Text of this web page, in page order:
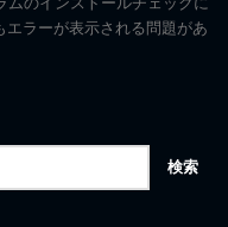
ラーが表示される問題があ